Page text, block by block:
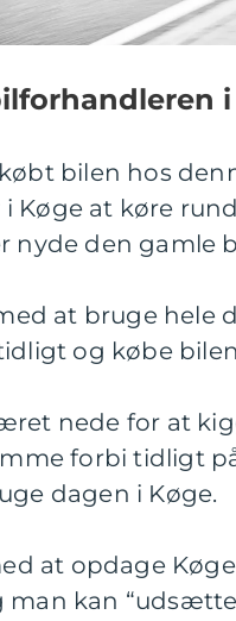
i
bilen hos
Køge at køre
nyde den gamle
at bruge hele
og købe
nede for at
forbi tidligt
dagen i Køge.
at opdage
man kan